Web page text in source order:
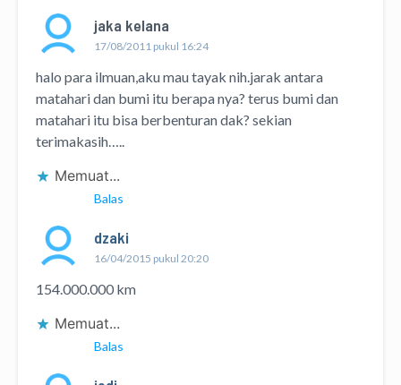
jaka kelana
17/08/2011 pukul 16:24
halo para ilmuan,aku mau tayak nih.jarak antara
matahari dan bumi itu berapa nya? terus bumi dan
matahari itu bisa berbenturan dak? sekian
terimakasih…..
Memuat...
Balas
dzaki
16/04/2015 pukul 20:20
154.000.000 km
Memuat...
Balas